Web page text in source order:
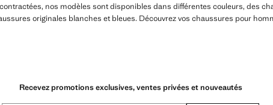
nos modèles sont disponibles dans différentes couleurs, des
originales blanches et bleues. Découvrez vos chaussures pour
Recevez promotions exclusives, ventes privées et nouveautés